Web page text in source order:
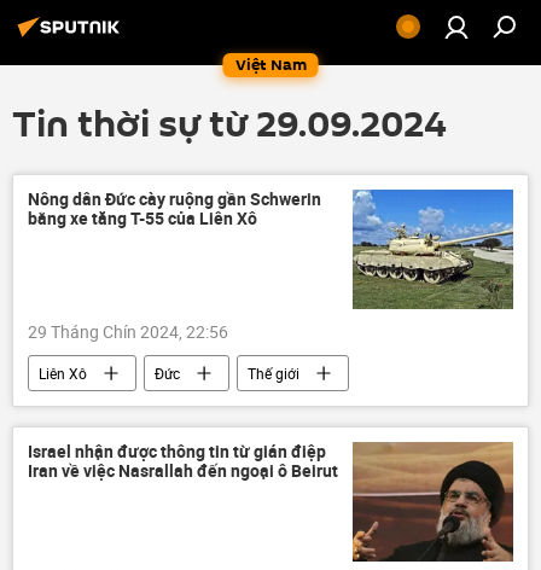
Việt Nam
Tin thời sự từ 29.09.2024
Nông dân Đức cày ruộng gần Schwerin
bằng xe tăng T-55 của Liên Xô
29 Tháng Chín 2024, 22:56
Liên Xô Đức
Thế giới
xe tăng
T-55 Nga
Israel nhận được thông tin từ gián điệp
Iran về việc Nasrallah đến ngoại ô Beirut